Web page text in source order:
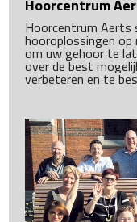
Hoorcentrum
Hoorcentrum
hooroplossingen op
om uw gehoor te
over de best
verbeteren en te